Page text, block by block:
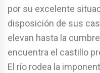
por su excelente
disposición de sus
elevan hasta la
encuentra el castillo
El río rodea la